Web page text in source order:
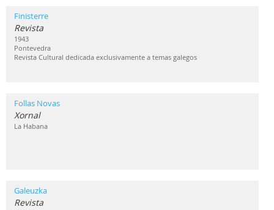
Finisterre
Revista
1943
Pontevedra
Revista Cultural dedicada exclusivamente a temas galegos
Follas Novas
Xornal
La Habana
Galeuzka
Revista